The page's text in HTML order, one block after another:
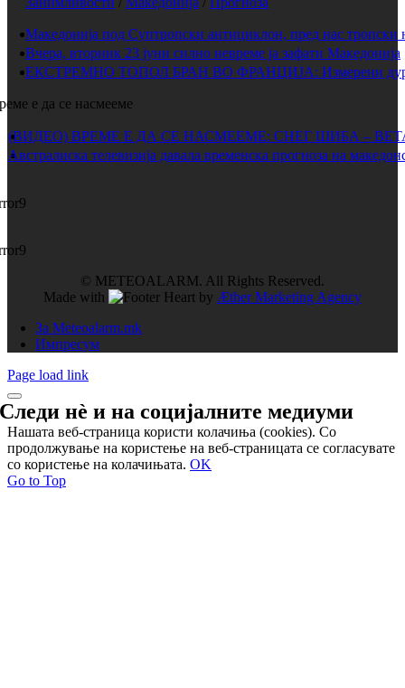
Македонија под Суптропски антициклон, пред нас тропски
Вчера, вторник 23 јуни силно невреме ја зафати Македонија
ЕКСТРЕМНО ТОПОЛ БРАН ВО ФРАНЦИЈА: Измерени дури
е да се насмееме
(ВИДЕО) ВРЕМЕ Е ДА СЕ НАСМЕЕМЕ: СНЕГ ШИБА –
Австралиска телевизија давала временска прогноза на
© METEOALARM. All Rights Reserved.
Made with
by Æther Marketing Agency
За Meteoalarm.mk
Импресум
Page load link
Следи нѐ и насоцијалните медиуми
Нашата веб-страница користи колачиња (cookies). Со
продолжување на користење на веб-страницата се согласувате
со користење на колачињата. OK
Go to Top